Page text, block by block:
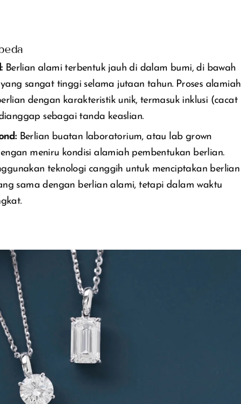
Berlian alami terbentuk jauh di dalam bumi, di bawah
sangat tinggi selama jutaan tahun. Proses alamiah
dengan karakteristik unik, termasuk inklusi (cacat
sebagai tanda keaslian.
Berlian buatan laboratorium, atau lab grown
meniru kondisi alamiah pembentukan berlian.
teknologi canggih untuk menciptakan berlian
sama dengan berlian alami, tetapi dalam waktu